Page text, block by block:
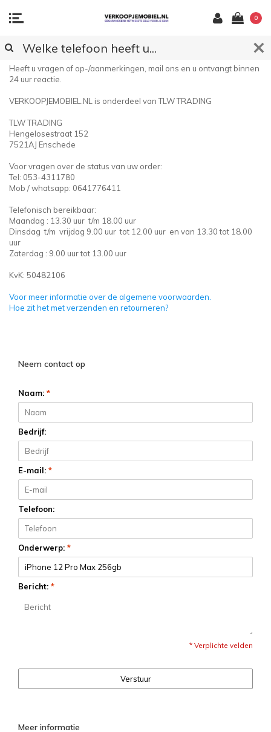
0
KLANTENSERVICE
Heeft u vragen of op-/aanmerkingen, mail ons en u ontvangt binnen
24 uur reactie.
VERKOOPJEMOBIEL.NL is onderdeel van TLW TRADING
TLW TRADING
Hengelosestraat 152
7521AJ Enschede
Voor vragen over de status van uw order:
Tel: 053-4311780
Mob / whatsapp: 0641776411
Telefonisch bereikbaar:
Maandag : 13.30 uur t/m 18.00 uur
Dinsdag t/m vrijdag 9.00 uur tot 12.00 uur en van 13.30 tot 18.00
uur
Zaterdag : 9.00 uur tot 13.00 uur
KvK: 50482106
Voor meer informatie over de algemene voorwaarden.
Hoe zit het met verzenden en retourneren?
Neem contact op
Naam: *
Bedrijf:
E-mail: *
Telefoon:
Onderwerp: *
Bericht: *
* Verplichte velden
Verstuur
Meer informatie